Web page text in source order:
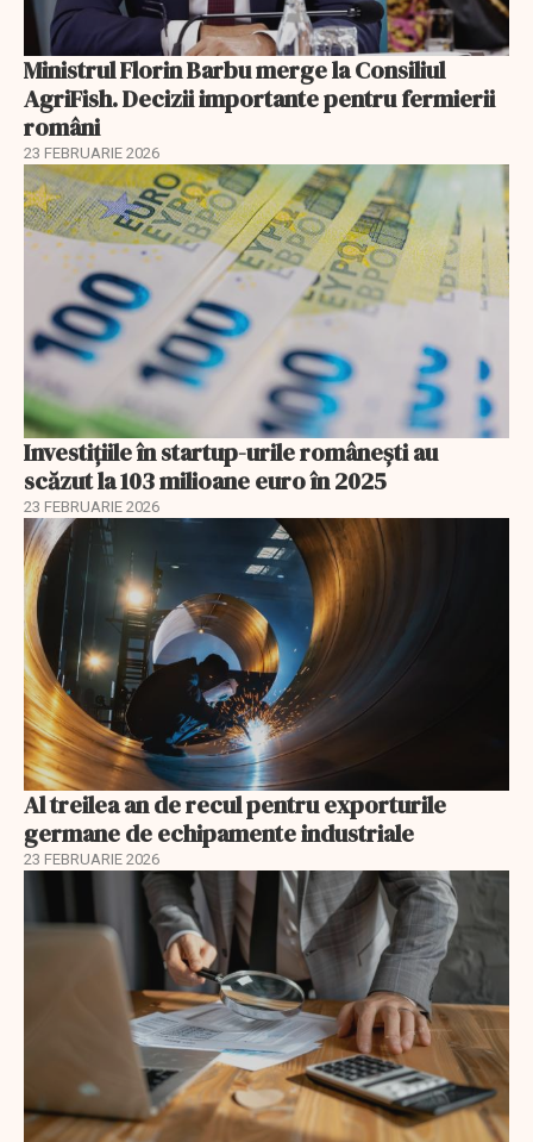
Ministrul Florin Barbu merge la Consiliul
AgriFish. Decizii importante pentru fermierii
români
23 FEBRUARIE 2026
Investiţiile în startup-urile româneşti au
scăzut la 103 milioane euro în 2025
23 FEBRUARIE 2026
Al treilea an de recul pentru exporturile
germane de echipamente industriale
23 FEBRUARIE 2026